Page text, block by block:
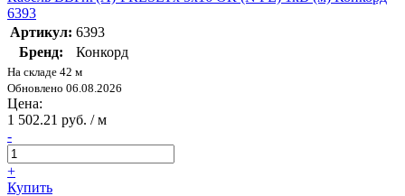
6393
Артикул: 6393
Бренд:
Конкорд
На складе 42 м
Обновлено 06.08.2026
Цена:
1 502.21 руб. / м
-
+
Купить